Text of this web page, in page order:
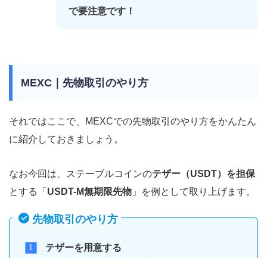
で要注意です！
MEXC｜先物取引のやり方
それではここで、MEXCでの先物取引のやり方をかんたん
に紹介しておきましょう。
なお今回は、ステーブルコインのテザー（USDT）を担保
とする「 USDT-M無期限先物 」を例として取り上げます。
先物取引のやり方
テザーを用意する